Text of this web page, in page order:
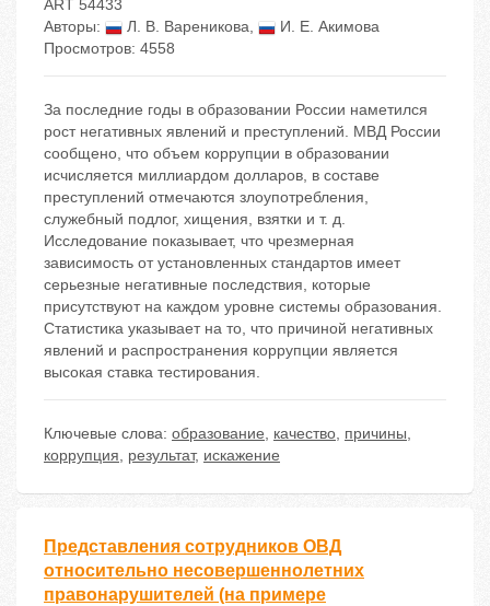
ART 54433
Авторы:
Л. В. Вареникова,
И. Е. Акимова
Просмотров: 4558
За последние годы в образовании России наметился
рост негативных явлений и преступлений. МВД России
сообщено, что объем коррупции в образовании
исчисляется миллиардом долларов, в составе
преступлений отмечаются злоупотребления,
служебный подлог, хищения, взятки и т. д.
Исследование показывает, что чрезмерная
зависимость от установленных стандартов имеет
серьезные негативные последствия, которые
присутствуют на каждом уровне системы образования.
Статистика указывает на то, что причиной негативных
явлений и распространения коррупции является
высокая ставка тестирования.
Ключевые слова: образование, качество, причины,
коррупция, результат, искажение
Представления сотрудников ОВД
относительно несовершеннолетних
правонарушителей (на примере